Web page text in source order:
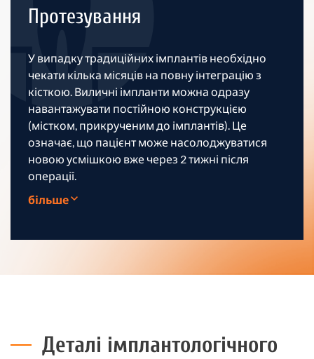
Протезування
У випадку традиційних імплантів необхідно
чекати кілька місяців на повну інтеграцію з
кісткою. Виличні імпланти можна одразу
навантажувати постійною конструкцією
(містком, прикрученим до імплантів). Це
означає, що пацієнт може насолоджуватися
новою усмішкою вже через 2 тижні після
операції.
більше
Деталі імплантологічного